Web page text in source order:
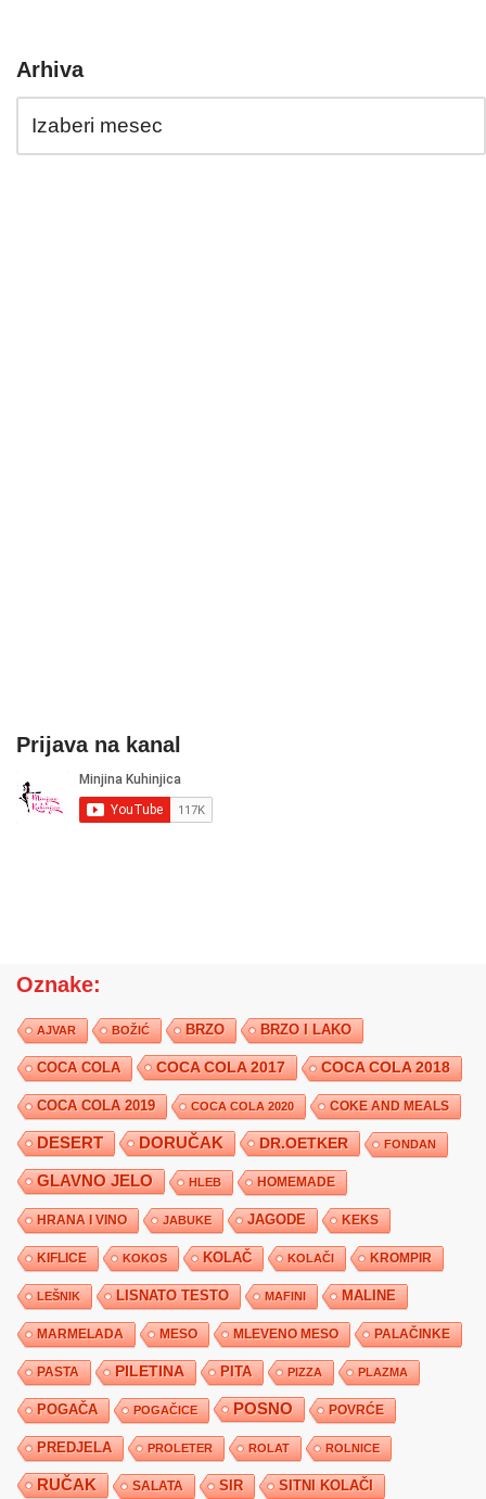
Arhiva
Prijava na kanal
Oznake:
AJVAR BOŽIĆ BRZO BRZO I LAKO
COCA COLA COCA COLA 2017 COCA COLA 2018
COCA COLA 2019 COCA COLA 2020 COKE AND MEALS
DESERT DORUČAK DR.OETKER FONDAN
GLAVNO JELO HLEB HOMEMADE
HRANA I VINO JABUKE JAGODE KEKS
KIFLICE KOKOS KOLAČ KOLAČI KROMPIR
LEŠNIK LISNATO TESTO MAFINI MALINE
MARMELADA MESO MLEVENO MESO PALAČINKE
PASTA PILETINA PITA PIZZA PLAZMA
POGAČA POGAČICE POSNO POVRĆE
PREDJELA PROLETER ROLAT ROLNICE
RUČAK SALATA SIR SITNI KOLAČI